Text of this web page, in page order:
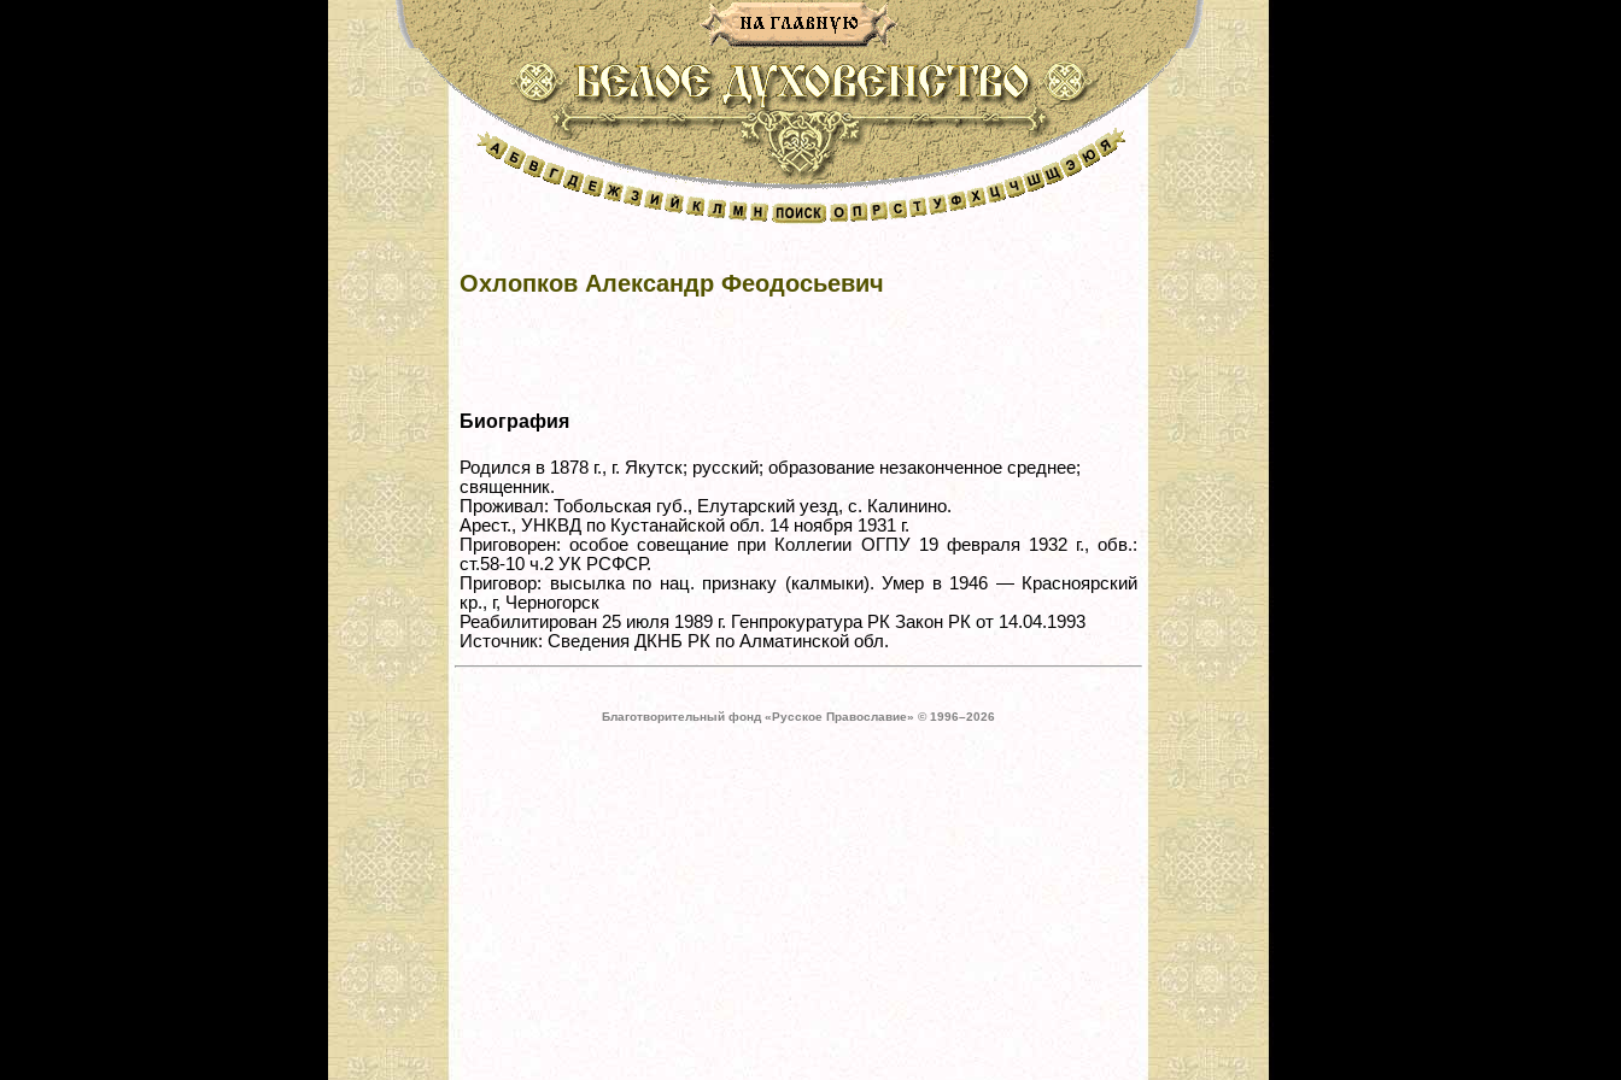
Охлопков Александр Феодосьевич
Биография
Родился в 1878 г., г. Якутск; русский; образование незаконченное среднее;
священник.
Проживал: Тобольская губ., Елутарский уезд, с. Калинино.
Арест., УНКВД по Кустанайской обл. 14 ноября 1931 г.
Приговорен: особое совещание при Коллегии ОГПУ 19 февраля 1932 г., обв.:
ст.58-10 ч.2 УК РСФСР.
Приговор: высылка по нац. признаку (калмыки). Умер в 1946 — Красноярский
кр., г, Черногорск
Реабилитирован 25 июля 1989 г. Генпрокуратура РК Закон РК от 14.04.1993
Источник: Сведения ДКНБ РК по Алматинской обл.
Благотворительный фонд «Русское Православие» © 1996–2026